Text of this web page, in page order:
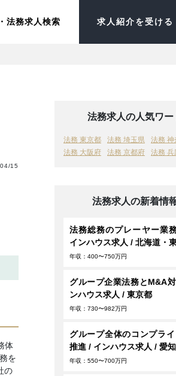
法務求人検索 求人紹介を受ける
15
体
を
の
法務求人の人気ワー
法務 東京都 法務 埼玉県
法務 神
法務 大阪府
法務 京都府 法務 兵
法務求人の新着情
法務総務のプレーヤー業
インハウス求人 / 北海道・
年収：400〜750万円
グループ企業法務とM&A
ンハウス求人 / 東京都
年収：730〜982万円
グループ全体のコンプラ
推進 / インハウス求人 / 愛
年収：550〜700万円